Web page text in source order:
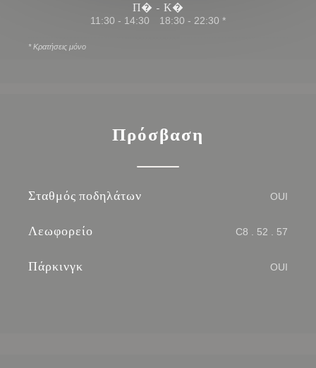
Π� - Κ�
11:30 - 14:30 18:30 - 22:30 *
* Κρατήσεις μόνο
Πρόσβαση
Σταθμός ποδηλάτων OUI
Λεωφορείο C8 . 52 . 57
Πάρκινγκ OUI